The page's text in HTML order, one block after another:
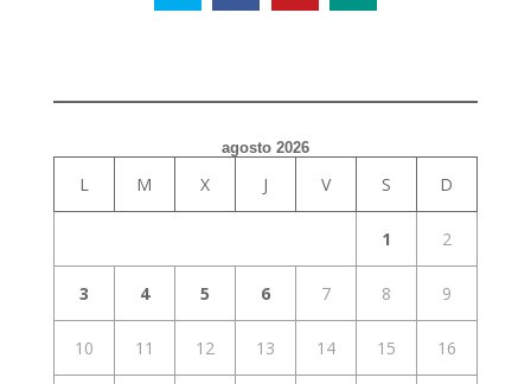
agosto 2026
L M X J V S D
1 2
3 4 5 6 7 8 9
10 11 12 13 14 15 16